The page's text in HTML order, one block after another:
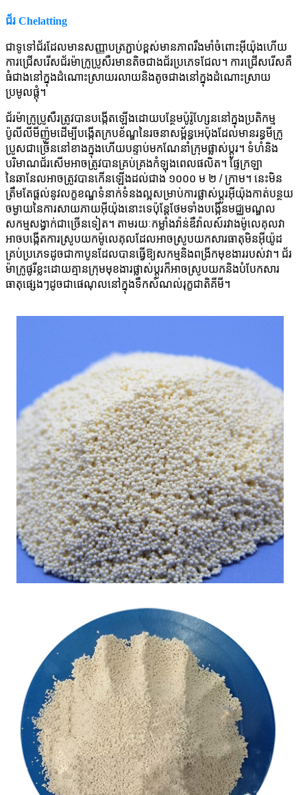
ជ័រ Chelatting
ជាទូទៅជ័រដែលមានសញ្ញាបត្រភ្ជាប់ខ្ពស់មានភាពរឹងមាំចំពោះអ៊ីយ៉ុងហើយ
ការជ្រើសរើសជ័រម៉ាក្រូប្រូសឺរមានតិចជាងជ័រប្រភេទជែល។ ការជ្រើសរើសគឺ
ធំជាងនៅក្នុងដំណោះស្រាយរលាយនិងតូចជាងនៅក្នុងដំណោះស្រាយ
ប្រមូលផ្តុំ។
ជ័រម៉ាក្រូប្រូសឺរត្រូវបានបង្កើតឡើងដោយបន្ថែមប៉ូរ៉ូហ្សែននៅក្នុងប្រតិកម្ម
ប៉ូលីលីមីញ៉ូមដើម្បីបង្កើតក្របខ័ណ្ឌនៃរចនាសម្ព័ន្ធអេប៉ុងដែលមានរន្ធមីក្រូ
ប្រូសជាច្រើននៅខាងក្នុងហើយបន្ទាប់មកណែនាំក្រុមផ្លាស់ប្តូរ។ ទំហំនិង
បរិមាណជ័រសើមអាចត្រូវបានគ្រប់គ្រងកំឡុងពេលផលិត។ ផ្ទៃក្រឡា
នៃឆានែលអាចត្រូវបានកើនឡើងដល់ជាង ១០០០ ម ២ / ក្រាម។ នេះមិន
ត្រឹមតែផ្តល់នូវលក្ខខណ្ឌទំនាក់ទំនងល្អសម្រាប់ការផ្លាស់ប្តូរអ៊ីយ៉ុងកាត់បន្ថយ
ចម្ងាយនៃការសាយភាយអ៊ីយ៉ុងនោះទេប៉ុន្តែថែមទាំងបង្កើនមជ្ឈមណ្ឌល
សកម្មសង្វាក់ជាច្រើនទៀត។ តាមរយៈកម្លាំងវ៉ាន់ឌឺវ៉ាលស៍រវាងម៉ូលេគុលវា
អាចបង្កើតការស្រូបយកម៉ូលេគុលដែលអាចស្រូបយកសារធាតុមិនអ៊ីយ៉ូដ
គ្រប់ប្រភេទដូចជាកាបូនដែលបានធ្វើឱ្យសកម្មនិងពង្រីកមុខងាររបស់វា។ ជ័រ
ម៉ាក្រូផូរីខ្លះដោយគ្មានក្រុមមុខងារផ្លាស់ប្តូរក៏អាចស្រូបយកនិងបំបែកសារ
ធាតុផ្សេងៗដូចជាផេណុលនៅក្នុងទឹកសំណល់រុក្ខជាតិគីមី។